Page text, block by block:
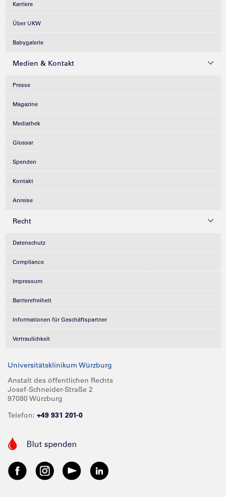
Karriere
Über UKW
Babygalerie
Medien & Kontakt
Presse
Magazine
Mediathek
Glossar
Spenden
Kontakt
Anreise
Recht
Datenschutz
Compliance
Impressum
Barrierefreiheit
Informationen für Geschäftspartner
Vertraulichkeit
Universitätsklinikum Würzburg
Anstalt des öffentlichen Rechts
Josef-Schneider-Straße 2
97080 Würzburg
Telefon: +49 931 201-0